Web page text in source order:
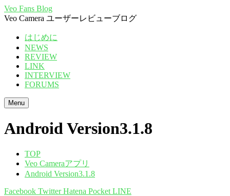
Veo Fans Blog
Veo Camera ユーザーレビューブログ
はじめに
NEWS
REVIEW
LINK
INTERVIEW
FORUMS
Menu
Android Version3.1.8
TOP
Veo Cameraアプリ
Android Version3.1.8
Facebook TwitterHatena Pocket LINE